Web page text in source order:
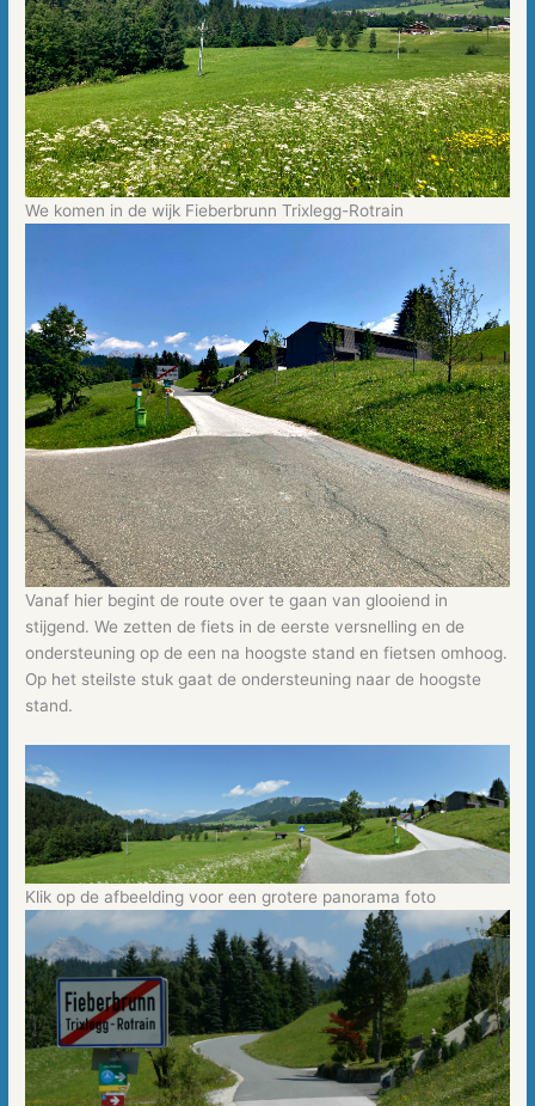
We komen in de wijk Fieberbrunn Trixlegg-Rotrain
Vanaf hier begint de route over te gaan van glooiend in
stijgend. We zetten de fiets in de eerste versnelling en de
ondersteuning op de een na hoogste stand en fietsen omhoog.
Op het steilste stuk gaat de ondersteuning naar de hoogste
stand.
Klik op de afbeelding voor een grotere panorama foto